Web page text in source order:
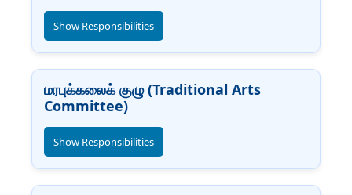
Show Responsibilities
மரபுக்கலைக் குழு (Traditional Arts
Committee)
Show Responsibilities